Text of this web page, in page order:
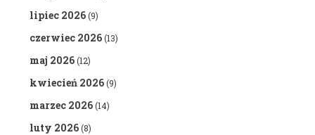
lipiec 2026(9)
czerwiec 2026(13)
maj 2026(12)
kwiecień 2026(9)
marzec 2026(14)
luty 2026(8)